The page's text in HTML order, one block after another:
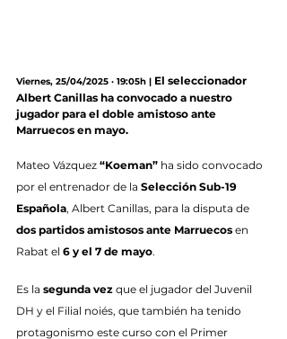
Viernes, 25/04/2025 · 19:05h | El seleccionador
Albert Canillas ha convocado a nuestro
jugador para el doble amistoso ante
Marruecos en mayo.
Mateo Vázquez “Koeman” ha sido convocado
por el entrenador de la Selección Sub-19
Española, Albert Canillas, para la disputa de
dos partidos amistosos ante Marruecos en
Rabat el 6 y el 7 de mayo.
Es la segunda vez que el jugador del Juvenil
DH y el Filial noiés, que también ha tenido
protagonismo este curso con el Primer